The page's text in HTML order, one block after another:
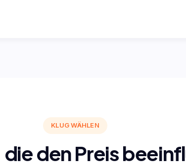
KLUG WÄHLEN
den Preis